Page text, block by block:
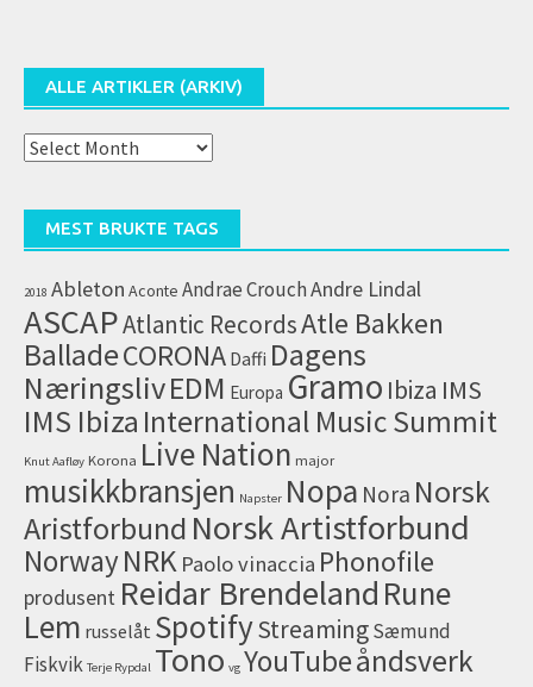
ALLE ARTIKLER (ARKIV)
Alle
MEST BRUKTE TAGS
2018 Ableton Aconte Andrae CrouchAndre Lindal
ASCAPAtlantic RecordsAtle Bakken
BalladeCORONA Daffi Dagens
NæringslivEDM Europa Gramo Ibiza IMS
IMS Ibiza International Music Summit
Knut Aafløy Korona Live Nation major
musikkbransjen Napster Nopa Nora Norsk
Aristforbund Norsk Artistforbund
NorwayNRK Paolo vinaccia Phonofile
produsent Reidar Brendeland Rune
Lem russelåt SpotifyStreamingSæmund
Fiskvik Terje Rypdal Tono vg YouTubeåndsverk